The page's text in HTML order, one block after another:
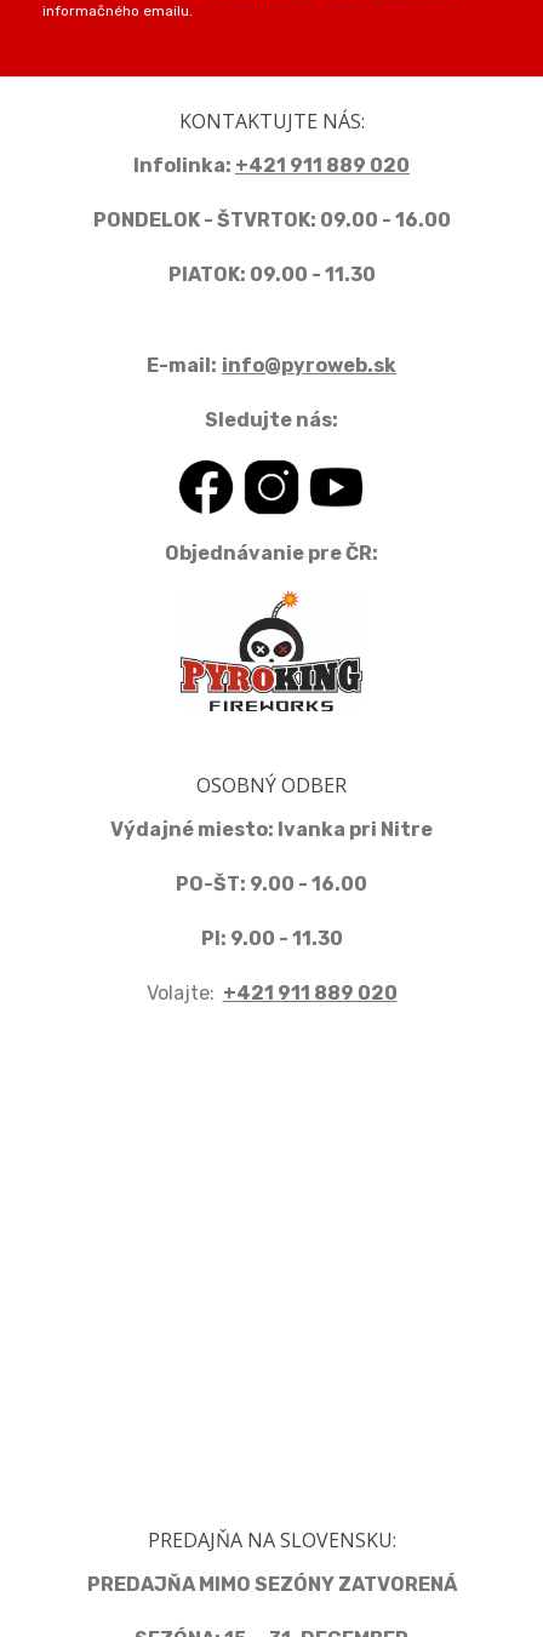
informačného emailu.
KONTAKTUJTE NÁS:
Infolinka: +421 911 889 020
PONDELOK - ŠTVRTOK: 09.00 - 16.00
PIATOK: 09.00 - 11.30
E-mail: info@pyroweb.sk
Sledujte nás:
Objednávanie pre ČR:
OSOBNÝ ODBER
Výdajné miesto: Ivanka pri Nitre
PO-ŠT: 9.00 - 16.00
PI: 9.00 - 11.30
Volajte: +421 911 889 020
PREDAJŇA NA SLOVENSKU:
PREDAJŇA MIMO SEZÓNY ZATVORENÁ